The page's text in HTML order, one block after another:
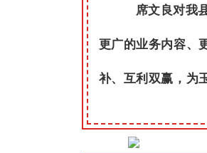
席文良对我
更广的业务内容、
补、互利双赢，为